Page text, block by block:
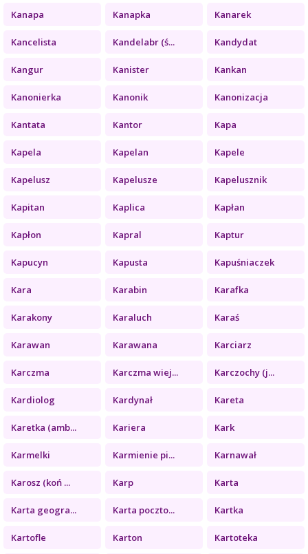
Kanapa Kanapka Kanarek
Kancelista Kandelabr (ś... Kandydat
Kangur Kanister Kankan
Kanonierka Kanonik Kanonizacja
Kantata Kantor Kapa
Kapela Kapelan Kapele
Kapelusz Kapelusze Kapelusznik
Kapitan Kaplica Kapłan
Kapłon Kapral Kaptur
Kapucyn Kapusta Kapuśniaczek
Kara Karabin Karafka
Karakony Karaluch Karaś
Karawan Karawana Karciarz
Karczma Karczma wiej... Karczochy (j...
Kardiolog Kardynał Kareta
Karetka (amb... Kariera Kark
Karmelki Karmienie pi... Karnawał
Karosz (koń ... Karp Karta
Karta geogra... Karta poczto... Kartka
Kartofle Karton Kartoteka